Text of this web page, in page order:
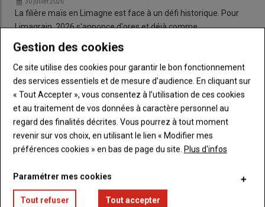
30 juillet 2026
La filière maïs en Limagne est face à un défi historique. Pour
Limagrain, 2026 s'annonce d'ores et déjà comme…
ÉCONOMIE & SOCIÉTÉ
Gestion des cookies
Ce site utilise des cookies pour garantir le bon fonctionnement
des services essentiels et de mesure d’audience. En cliquant sur
« Tout Accepter », vous consentez à l’utilisation de ces cookies
et au traitement de vos données à caractère personnel au
regard des finalités décrites. Vous pourrez à tout moment
revenir sur vos choix, en utilisant le lien « Modifier mes
préférences cookies » en bas de page du site. Plus d'infos
Paramétrer mes cookies
Tout refuser Tout accepter